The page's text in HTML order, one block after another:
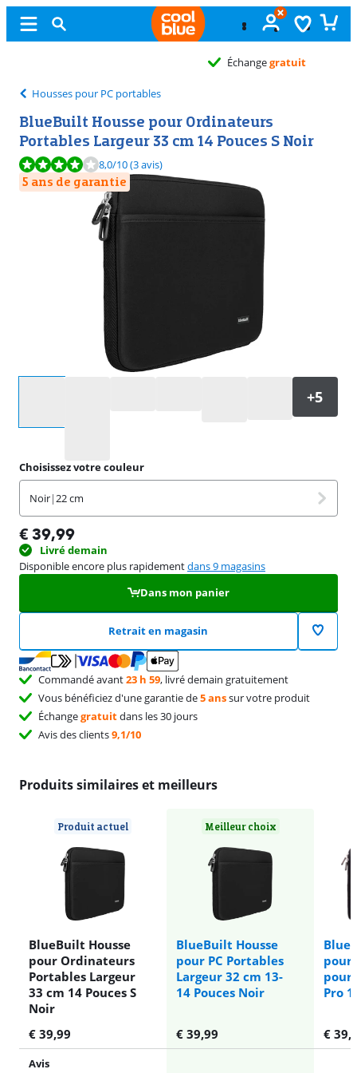
gratuit
Housses pour PC portables
BlueBuilt Housse pour Ordinateurs
Portables Largeur 33 cm 14 Pouces S Noir
La note est de 8,0 sur 10, basée sur 3 avis.
8,0/10(3 avis)
5 ans de garantie
Choisissez votre couleur
Noir|22 cm
€ 39,99
Livré demain
Disponible encore plus rapidementdans 9 magasins
Dans mon panier
Retrait en magasin
Commandé avant23 h 59, livré demain gratuitement
Vous bénéficiez d'une garantie de5 anssur votre produit
Échangegratuitdans les 30 jours
Avis des clients9,1/10
Produits similaires et meilleurs
Produit actuel
BlueBuilt Housse
pour Ordinateurs
Portables Largeur
33 cm 14 Pouces S
Noir
Meilleur choix
BlueBuilt Housse
pour PC Portables
Largeur 32 cm 13-
14 Pouces Noir
pour
pour
Pro
€ 39,99 € 39,99 €
Avis